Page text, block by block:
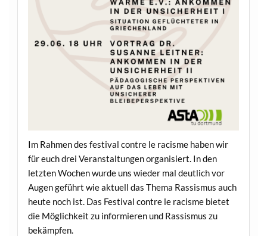
Im Rahmen des festival contre le racisme haben wir
für euch drei Veranstaltungen organisiert. In den
letzten Wochen wurde uns wieder mal deutlich vor
Augen geführt wie aktuell das Thema Rassismus auch
heute noch ist. Das Festival contre le racisme bietet
die Möglichkeit zu informieren und Rassismus zu
bekämpfen.